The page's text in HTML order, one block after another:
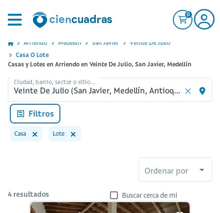
0
Arriendo Medellin San Javier
Veinte De Julio
Casa O Lote
Casas y Lotes en Arriendo en Veinte De Julio, San Javier, Medellín
Ciudad, barrio, sector o sitio...
Filtros
Casa Lote
Ordenar por
4 resultados Buscar cerca de mi